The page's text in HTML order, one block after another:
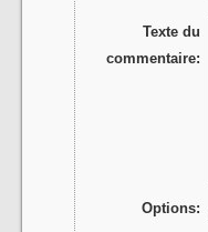
Texte du
commentaire:
Options: